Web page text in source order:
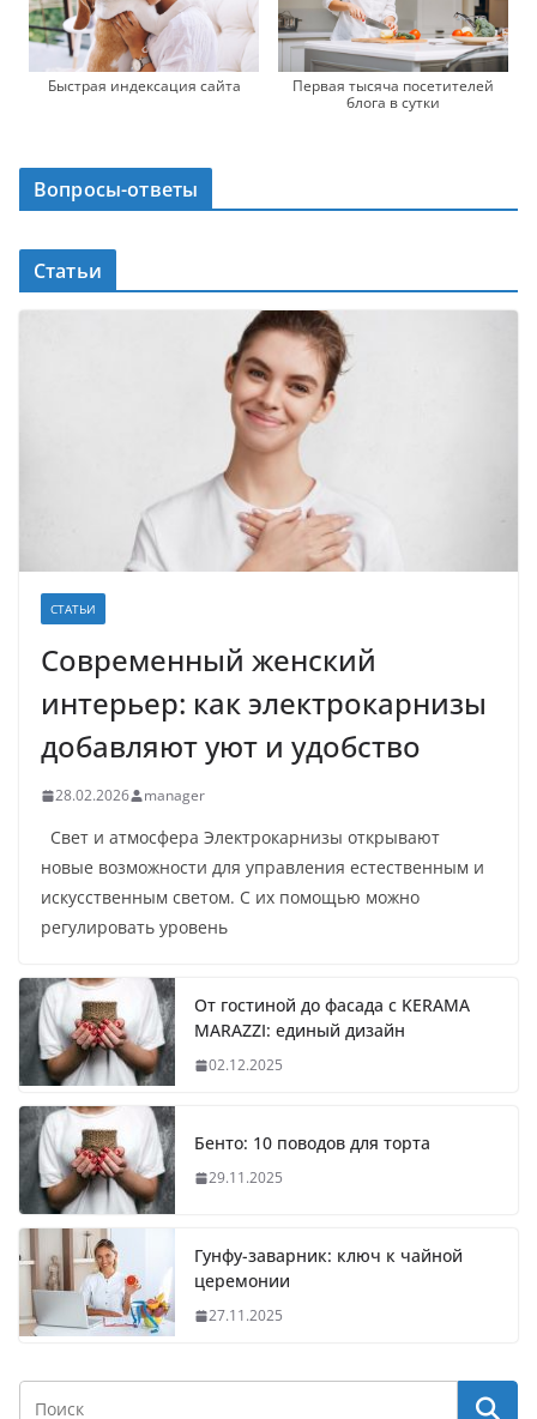
Быстрая индексация сайта
Первая тысяча посетителей
блога в сутки
Вопросы-ответы
Статьи
СТАТЬИ
Современный женский
интерьер: как электрокарнизы
добавляют уют и удобство
28.02.2026 manager
Свет и атмосфера Электрокарнизы открывают
новые возможности для управления естественным и
искусственным светом. С их помощью можно
регулировать уровень
От гостиной до фасада с KERAMA
MARAZZI: единый дизайн
02.12.2025
Бенто: 10 поводов для торта
29.11.2025
Гунфу-заварник: ключ к чайной
церемонии
27.11.2025